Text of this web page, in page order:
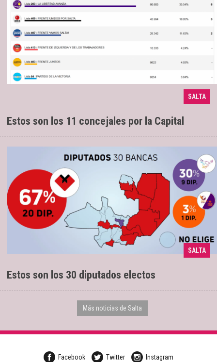
SALTA
Estos son los 11 concejales por la Capital
La Libertad Avanza se alzó con el 35,54%
SALTA
Estos son los 30 diputados electos
12/05/2025 20 son oficialistas
Más noticias de Salta
Facebook Twitter Instagram